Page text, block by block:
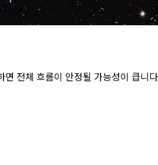
전체 흐름이 안정될 가능성이 큽니